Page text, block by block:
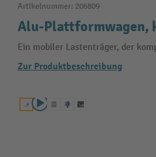
Artikelnummer: 206809
Alu-Plattformwagen,
Ein mobiler Lastenträger, der
Zur Produktbeschreibung